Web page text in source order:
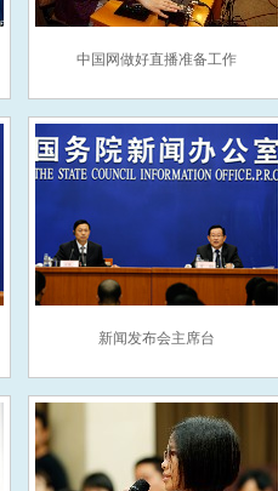
中国网做好直播准备工作
新闻发布会主席台